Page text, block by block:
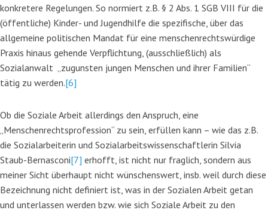
konkretere Regelungen. So normiert z.B. § 2 Abs. 1 SGB VIII für die
(öffentliche) Kinder- und Jugendhilfe die spezifische, über das
allgemeine politischen Mandat für eine menschenrechtswürdige
Praxis hinaus gehende Verpflichtung, (ausschließlich) als
Sozialanwalt „zugunsten jungen Menschen und ihrer Familien“
tätig zu werden.[6]
Ob die Soziale Arbeit allerdings den Anspruch, eine
„Menschenrechtsprofession“ zu sein, erfüllen kann – wie das z.B.
die Sozialarbeiterin und Sozialarbeitswissenschaftlerin Silvia
Staub-Bernasconi[7] erhofft, ist nicht nur fraglich, sondern aus
meiner Sicht überhaupt nicht wünschenswert, insb. weil durch diese
Bezeichnung nicht definiert ist, was in der Sozialen Arbeit getan
und unterlassen werden bzw. wie sich Soziale Arbeit zu den